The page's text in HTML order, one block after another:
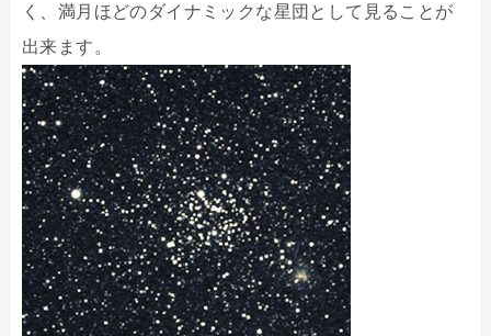
く、満月ほどのダイナミックな星団として見ることが
出来ます。